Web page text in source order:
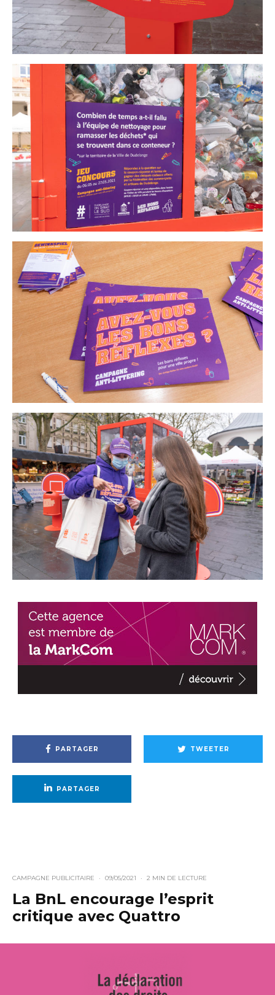
PARTAGER TWEETER
PARTAGER
CAMPAGNE PUBLICITAIRE · 09/05/2021 · 2 MIN DE LECTURE
La BnL encourage l’esprit
critique avec Quattro